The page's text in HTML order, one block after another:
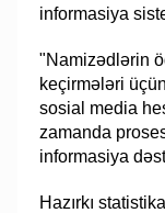
informasiya
"Namizədlərin
keçirmələri
sosial media
zamanda
informasiya
Hazırkı